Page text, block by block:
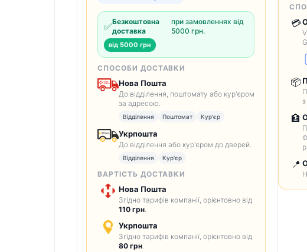
✅Безкоштовна
доставка
при замовленнях від
5000 грн.
від 5000 грн
СПОСОБИ ДОСТАВКИ
Нова Пошта
До відділення, поштомату або кур'єром
за адресою.
Відділення Поштомат Кур'єр
Укрпошта
До відділення або кур'єром до дверей.
Відділення Кур'єр
ВАРТІСТЬ ДОСТАВКИ
Нова Пошта
Згідно тарифів компанії, орієнтовно від
110 грн.
Укрпошта
Згідно тарифів компанії, орієнтовно від
80 грн.
💳
📦
🏦
📍